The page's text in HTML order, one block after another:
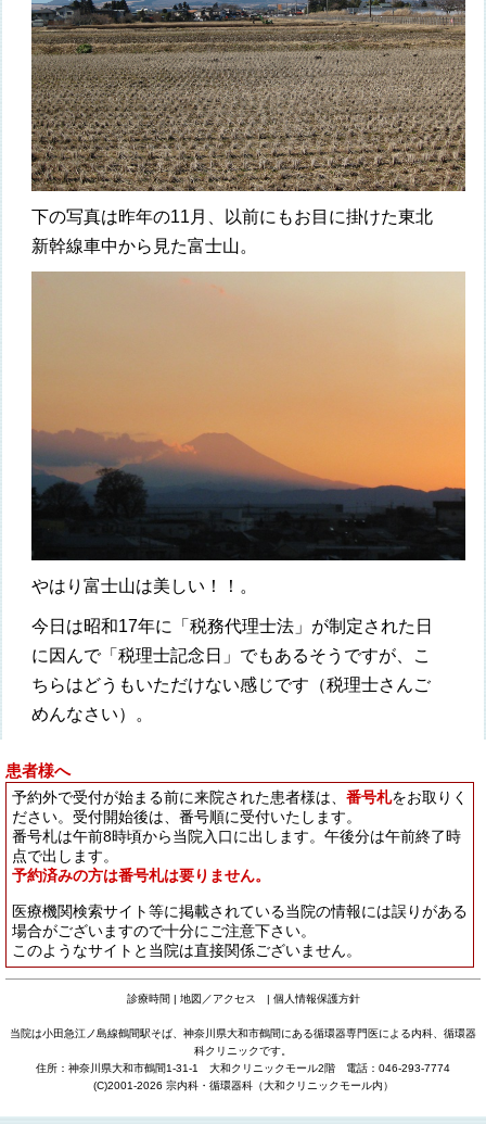
下の写真は昨年の11月、以前にもお目に掛けた東北
新幹線車中から見た富士山。
やはり富士山は美しい！！。
今日は昭和17年に「税務代理士法」が制定された日
に因んで「税理士記念日」でもあるそうですが、こ
ちらはどうもいただけない感じです（税理士さんご
めんなさい）。
患者様へ
予約外で受付が始まる前に来院された患者様は、 番号札をお取りく
ださい。受付開始後は、番号順に受付いたします。
番号札は午前8時頃から当院入口に出します。午後分は午前終了時
点で出します。
予約済みの方は番号札は要りません。
医療機関検索サイト等に掲載されている当院の情報には誤りがある
場合がございますので十分にご注意下さい。
このようなサイトと当院は直接関係ございません。
診療時間 | 地図／アクセス | 個人情報保護方針
当院は小田急江ノ島線鶴間駅そば、神奈川県大和市鶴間にある循環器専門医による内科、循環器
科クリニックです。
住所：神奈川県大和市鶴間1-31-1 大和クリニックモール2階 電話：046-293-7774
(C)2001-2026 宗内科・循環器科（大和クリニックモール内）